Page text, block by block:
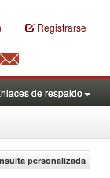
Registrarse
de respaldo
personalizada